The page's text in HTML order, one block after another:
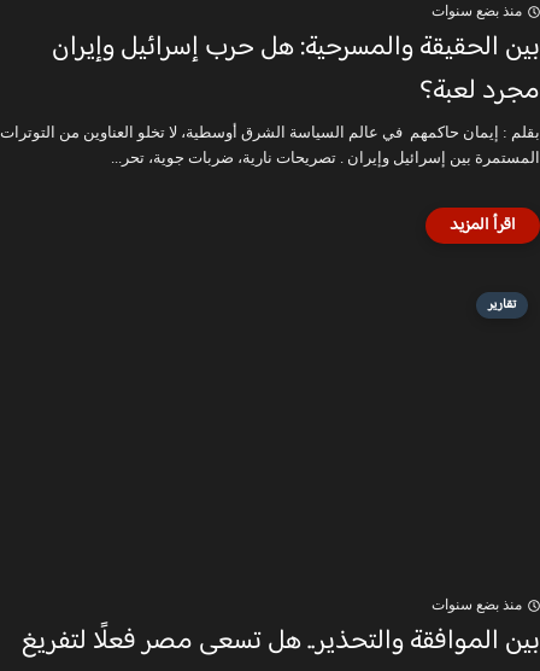
منذ بضع سنوات
بين الحقيقة والمسرحية: هل حرب إسرائيل وإيران
مجرد لعبة؟
بقلم : إيمان حاكمهم في عالم السياسة الشرق أوسطية، لا تخلو العناوين من التوترات
المستمرة بين إسرائيل وإيران . تصريحات نارية، ضربات جوية، تحر...
تقارير
منذ بضع سنوات
بين الموافقة والتحذير.. هل تسعى مصر فعلًا لتفريغ